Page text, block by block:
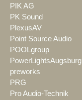
PIK AG
PK Sound
PlexusAV
Point Source Audio
POOLgroup
PowerLightsAugsburg
preworks
PRG
Pro Audio-Technik